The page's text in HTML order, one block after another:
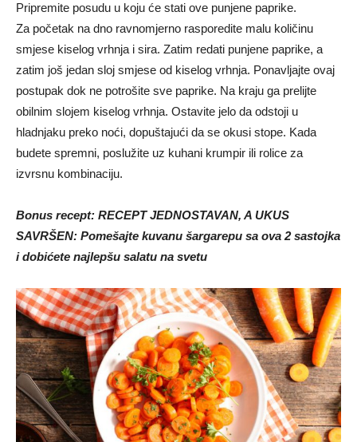
Pripremite posudu u koju će stati ove punjene paprike.
Za početak na dno ravnomjerno rasporedite malu količinu
smjese kiselog vrhnja i sira. Zatim redati punjene paprike, a
zatim još jedan sloj smjese od kiselog vrhnja. Ponavljajte ovaj
postupak dok ne potrošite sve paprike. Na kraju ga prelijte
obilnim slojem kiselog vrhnja. Ostavite jelo da odstoji u
hladnjaku preko noći, dopuštajući da se okusi stope. Kada
budete spremni, poslužite uz kuhani krumpir ili rolice za
izvrsnu kombinaciju.
Bonus recept: RECEPT JEDNOSTAVAN, A UKUS
SAVRŠEN: Pomešajte kuvanu šargarepu sa ova 2 sastojka
i dobićete najlepšu salatu na svetu